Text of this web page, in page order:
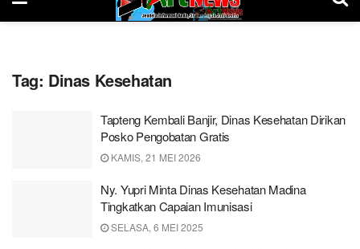
Tag: Dinas Kesehatan
Tapteng Kembali Banjir, Dinas Kesehatan Dirikan
Posko Pengobatan Gratis
KAMIS, 21 MEI 2026
Ny. Yupri Minta Dinas Kesehatan Madina
Tingkatkan Capaian Imunisasi
SELASA, 6 MEI 2025